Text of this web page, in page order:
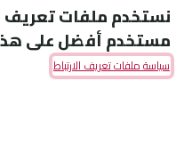
Co. S.A.E
نستخدم ملفات تعريف
مستخدم أفضل على هذا
سياسة ملفات تعريف الارتباط